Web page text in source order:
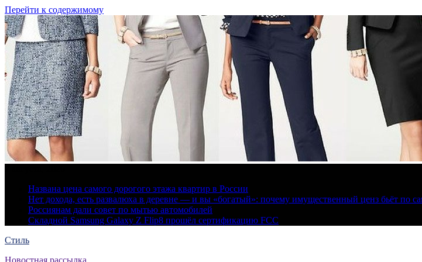
Перейти к содержимому
Названа цена самого дорогого этажа квартир в России
Нет дохода, есть развалюха в деревне — и вы «богатый»: почему имущественный ценз бьёт по
Россиянам дали совет по мытью автомобилей
Складной Samsung Galaxy Z Flip8 прошёл сертификацию FCC
Стиль
Новостная рассылка